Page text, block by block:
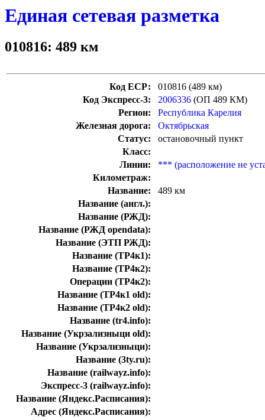
Единая сетевая разметка
010816: 489 км
Код ЕСР:
010816 (489 км)
Код Экспресс-3:
2006336 (ОП 489 КМ)
Регион:
Республика Карелия
Железная дорога:
Октябрьская
Статус:
остановочный пункт
Класс:
Линии:
*** (расположение не
Километраж:
Название:
489 км
Название (англ.):
Название (РЖД):
Название (РЖД opendata):
Название (ЭТП РЖД):
Название (ТР4к1):
Название (ТР4к2):
Операции (ТР4к2):
Название (ТР4к1 old):
Название (ТР4к2 old):
Название (tr4.info):
Название (Укрзализныци old):
Название (Укрзализныци):
Название (3ty.ru):
Название (railwayz.info):
Экспресс-3 (railwayz.info):
Название (Яндекс.Расписания):
Адрес (Яндекс.Расписания):